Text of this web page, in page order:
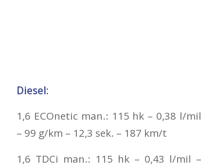
Diesel:
1,6 ECOnetic man.: 115 hk – 0,38 l/mil
– 99 g/km – 12,3 sek. – 187 km/t
1,6 TDCi man.: 115 hk – 0,43 l/mil –